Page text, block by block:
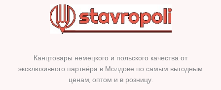
Канцтовары немецкого и польского качества от
эксклюзивного партнёра в Молдове по самым выгодным
ценам, оптом и в розницу.